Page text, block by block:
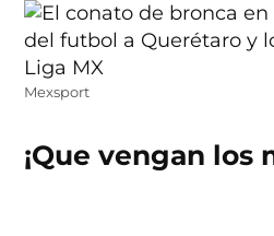
Mexsport
¡Que vengan los